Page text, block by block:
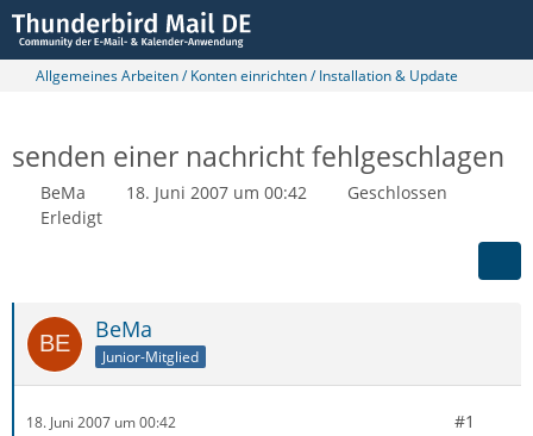
Allgemeines Arbeiten / Konten einrichten / Installation & Update
senden einer nachricht fehlgeschlagen
BeMa 18. Juni 2007 um 00:42
Geschlossen
Erledigt
BeMa
Junior-Mitglied
18. Juni 2007 um 00:42 #1